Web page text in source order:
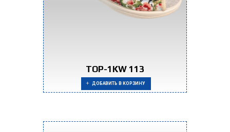
TOP-1KW 113
ДОБАВИТЬ В КОРЗИНУ